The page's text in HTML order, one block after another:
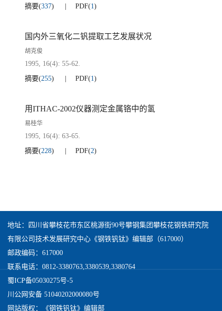
摘要(337) PDF(1)
国内外三氧化二钒提取工艺发展状况
胡克俊
1995, 16(4): 55-62.
摘要(255) PDF(1)
用ITHAC-2002仪器测定金属铬中的氢
易桂华
1995, 16(4): 63-65.
摘要(228) PDF(2)
地址：四川省攀枝花市东区桃源街90号攀钢集团攀枝花钢铁研究院
有限公司技术发展研究中心《钢铁钒钛》编辑部（617000）
邮政编码：617000
联系电话：0812-3380763,3380539,3380764
蜀ICP备05030275号-5
川公网安备 51040202000080号
网站版权：《钢铁钒钛》编辑部